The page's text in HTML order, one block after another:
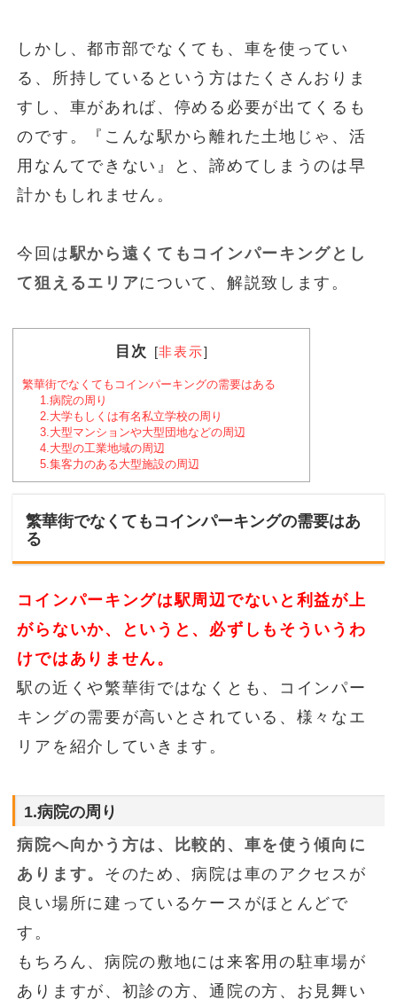
しかし、都市部でなくても、車を使ってい
る、所持しているという方はたくさんおりま
すし、車があれば、停める必要が出てくるも
のです。『こんな駅から離れた土地じゃ、活
用なんてできない』と、諦めてしまうのは早
計かもしれません。
今回は駅から遠くてもコインパーキングとし
て狙えるエリアについて、解説致します。
目次 [非表示]
繁華街でなくてもコインパーキングの需要はある
1.病院の周り
2.大学もしくは有名私立学校の周り
3.大型マンションや大型団地などの周辺
4.大型の工業地域の周辺
5.集客力のある大型施設の周辺
繁華街でなくてもコインパーキングの需要はあ
る
コインパーキングは駅周辺でないと利益が上
がらないか、というと、必ずしもそういうわ
けではありません。
駅の近くや繁華街ではなくとも、コインパー
キングの需要が高いとされている、様々なエ
リアを紹介していきます。
1.病院の周り
病院へ向かう方は、比較的、車を使う傾向に
あります。 そのため、病院は車のアクセスが
良い場所に建っているケースがほとんどで
す。
もちろん、病院の敷地には来客用の駐車場が
ありますが、初診の方、通院の方、お見舞い